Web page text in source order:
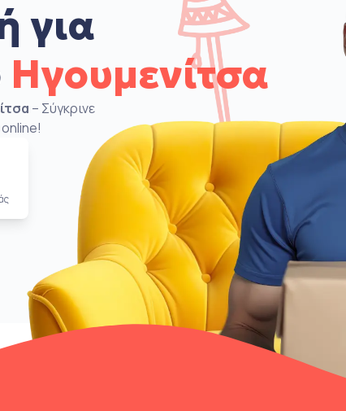
για
Ηγουμενίτσα
– Σύγκρινε